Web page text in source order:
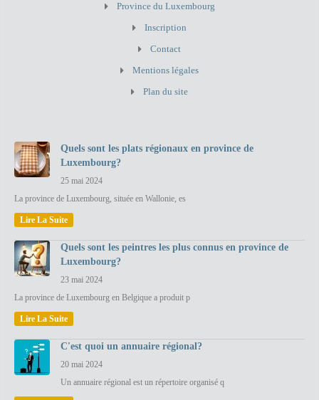
Province du Luxembourg
Inscription
Contact
Mentions légales
Plan du site
Quels sont les plats régionaux en province de
Luxembourg?
25 mai 2024
La province de Luxembourg, située en Wallonie, es
Lire La Suite
Quels sont les peintres les plus connus en province de
Luxembourg?
23 mai 2024
La province de Luxembourg en Belgique a produit p
Lire La Suite
C'est quoi un annuaire régional?
20 mai 2024
Un annuaire régional est un répertoire organisé q